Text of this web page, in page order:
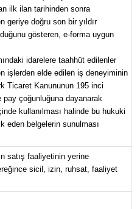
ilk ilan tarihinden sonra
geriye doğru son bir yıldır
gösteren, e-forma uygun
idarelere taahhüt edilenler
işlerden elde edilen iş deneyiminin
Ticaret Kanununun 195 inci
pay çoğunluğuna dayanarak
kullanılması halinde bu hukuki
belgelerin sunulması
satış faaliyetinin yerine
sicil, izin, ruhsat, faaliyet